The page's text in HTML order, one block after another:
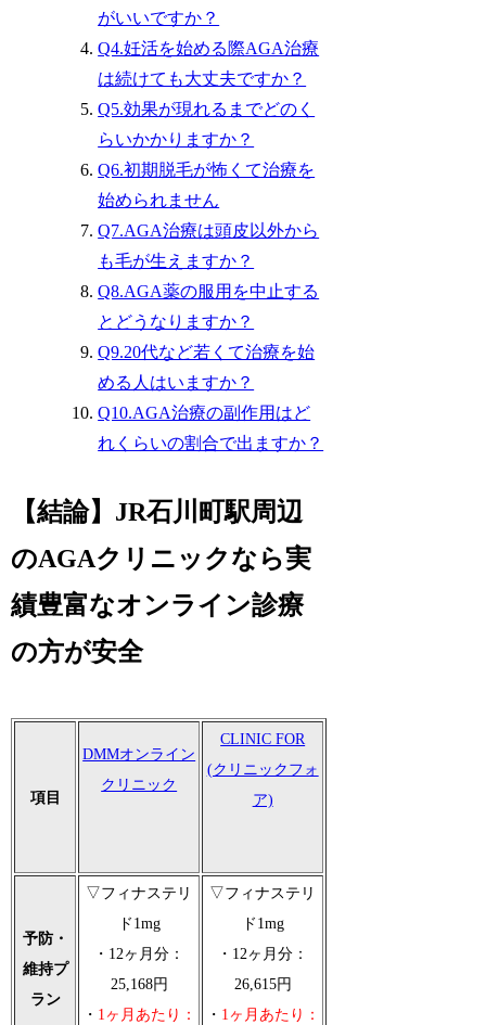
がいいですか？
Q4.妊活を始める際AGA治療
は続けても大丈夫ですか？
Q5.効果が現れるまでどのく
らいかかりますか？
Q6.初期脱毛が怖くて治療を
始められません
Q7.AGA治療は頭皮以外から
も毛が生えますか？
Q8.AGA薬の服用を中止する
とどうなりますか？
Q9.20代など若くて治療を始
める人はいますか？
Q10.AGA治療の副作用はど
れくらいの割合で出ますか？
【結論】JR石川町駅周辺
のAGAクリニックなら実
績豊富なオンライン診療
の方が安全
項目
DMMオンライン
クリニック
CLINIC FOR
(クリニックフォ
ア)
予防・
維持プ
ラン
▽フィナステリ
ド1mg
・12ヶ月分：
25,168円
・ 1ヶ月あたり：
▽フィナステリ
ド1mg
・12ヶ月分：
26,615円
・ 1ヶ月あたり：